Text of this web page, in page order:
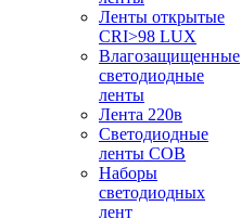
Ленты открытые
CRI>98 LUX
Влагозащищенные
светодиодные
ленты
Лента 220в
Светодиодные
ленты COB
Наборы
светодиодных
лент